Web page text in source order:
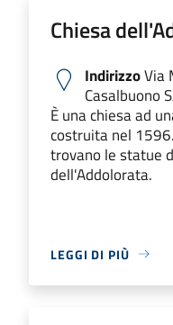
Chiesa
IndirizzoVia
Casalbuono
È una chiesa ad
costruita nel
trovano le statue
dell'Addolorata.
LEGGI DI PIÙ